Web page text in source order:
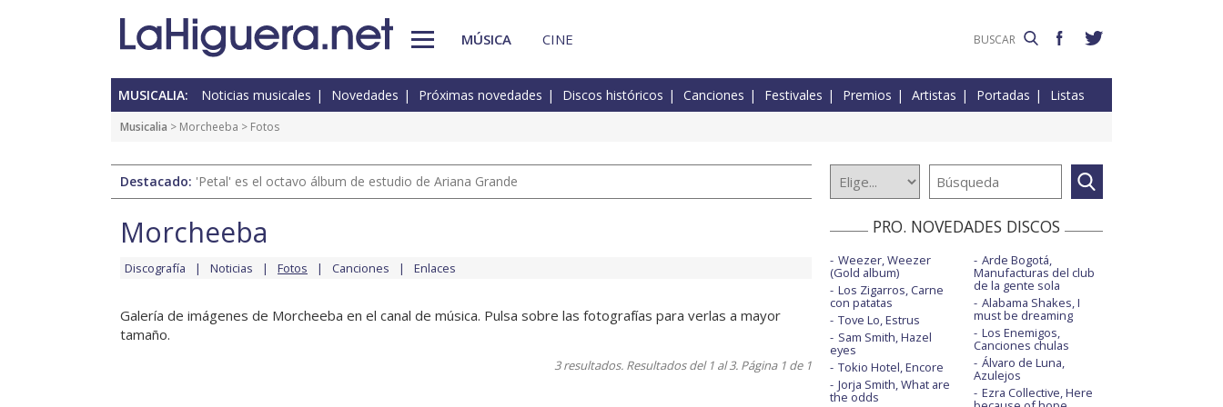
MÚSICA CINE
MUSICALIA: Noticias musicales Novedades Próximas novedades Discos históricos Canciones Festivales Premios Artistas Portadas Listas
Musicalia > Morcheeba > Fotos
Destacado: 'Petal' es el octavo álbum de estudio de Ariana Grande
Morcheeba
Discografía Noticias Fotos Canciones Enlaces
Galería de imágenes de Morcheeba en el canal de música. Pulsa sobre las fotografías para verlas a mayor
tamaño.
3 resultados. Resultados del 1 al 3. Página 1 de 1
PRO. NOVEDADES DISCOS
Weezer, Weezer
(Gold album)
Los Zigarros, Carne
con patatas
Tove Lo, Estrus
Sam Smith, Hazel
eyes
Tokio Hotel, Encore
Jorja Smith, What are
the odds
Arde Bogotá,
Manufacturas del club
de la gente sola
Alabama Shakes, I
must be dreaming
Los Enemigos,
Canciones chulas
Álvaro de Luna,
Azulejos
Ezra Collective, Here